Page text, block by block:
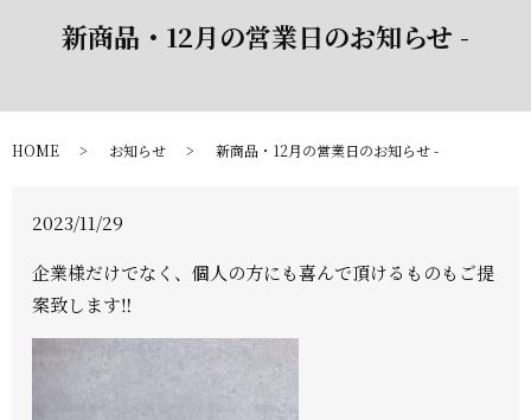
新商品・12月の営業日のお知らせ -
HOME お知らせ 新商品・12月の営業日のお知らせ -
2023/11/29
企業様だけでなく、個人の方にも喜んで頂けるものもご提
案致します‼